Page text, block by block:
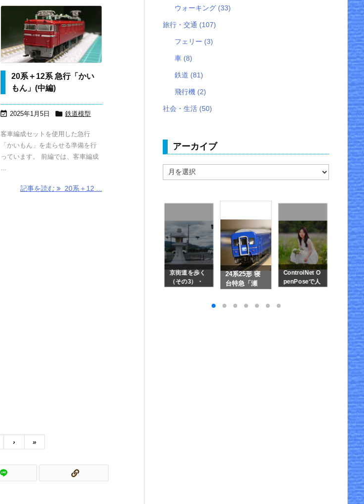
20系＋12系 急行「かい
もん」(中編)
 2025年1月5日  鉄道模型
客車編成セットを使用した急行
「かいもん」を走らせる準備を行
っています。 前編では、客車編成
記事を読む 20系＋12 ...
› »
ウォーキング (33)
旅行・交通 (107)
フェリー (3)
車 (8)
鉄道 (81)
飛行機 (2)
社会・生活 (50)
アーカイブ
ー
ブ
京街道を歩く
（その3）・
24系25形 寝
台特急「瀬
ControlNet O
penPoseで人
EF81と
寝台特
けぼの
MIX